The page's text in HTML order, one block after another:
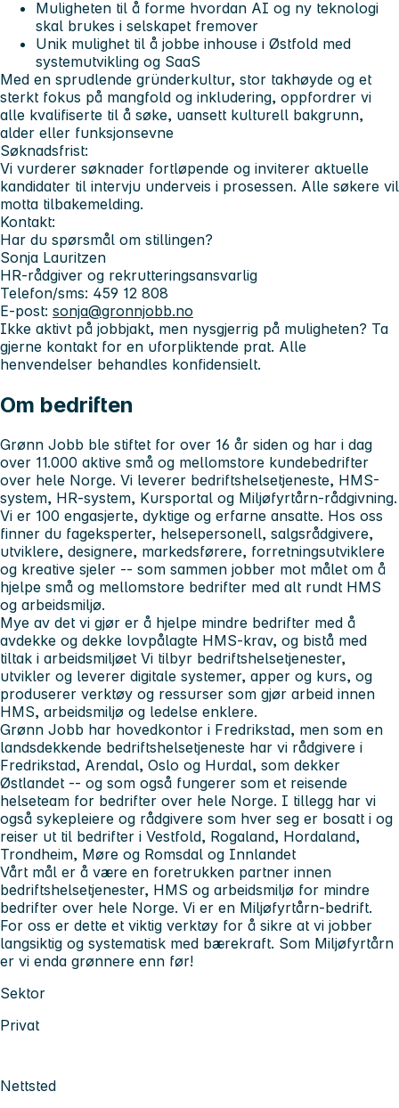
Muligheten til å forme hvordan AI og ny teknologi
skal brukes i selskapet fremover
Unik mulighet til å jobbe inhouse i Østfold med
systemutvikling og SaaS
Med en sprudlende gründerkultur, stor takhøyde og et
sterkt fokus på mangfold og inkludering, oppfordrer vi
alle kvalifiserte til å søke, uansett kulturell bakgrunn,
alder eller funksjonsevne
Søknadsfrist:
Vi vurderer søknader fortløpende og inviterer aktuelle
kandidater til intervju underveis i prosessen. Alle søkere vil
motta tilbakemelding.
Kontakt:
Har du spørsmål om stillingen?
Sonja Lauritzen
HR-rådgiver og rekrutteringsansvarlig
Telefon/sms: 459 12 808
E-post: sonja@gronnjobb.no
Ikke aktivt på jobbjakt, men nysgjerrig på muligheten? Ta
gjerne kontakt for en uforpliktende prat. Alle
henvendelser behandles konfidensielt.
Om bedriften
Grønn Jobb ble stiftet for over 16 år siden og har i dag
over 11.000 aktive små og mellomstore kundebedrifter
over hele Norge. Vi leverer bedriftshelsetjeneste, HMS-
system, HR-system, Kursportal og Miljøfyrtårn-rådgivning.
Vi er 100 engasjerte, dyktige og erfarne ansatte. Hos oss
finner du fageksperter, helsepersonell, salgsrådgivere,
utviklere, designere, markedsførere, forretningsutviklere
og kreative sjeler -- som sammen jobber mot målet om å
hjelpe små og mellomstore bedrifter med alt rundt HMS
og arbeidsmiljø.
Mye av det vi gjør er å hjelpe mindre bedrifter med å
avdekke og dekke lovpålagte HMS-krav, og bistå med
tiltak i arbeidsmiljøet Vi tilbyr bedriftshelsetjenester,
utvikler og leverer digitale systemer, apper og kurs, og
produserer verktøy og ressurser som gjør arbeid innen
HMS, arbeidsmiljø og ledelse enklere.
Grønn Jobb har hovedkontor i Fredrikstad, men som en
landsdekkende bedriftshelsetjeneste har vi rådgivere i
Fredrikstad, Arendal, Oslo og Hurdal, som dekker
Østlandet -- og som også fungerer som et reisende
helseteam for bedrifter over hele Norge. I tillegg har vi
også sykepleiere og rådgivere som hver seg er bosatt i og
reiser ut til bedrifter i Vestfold, Rogaland, Hordaland,
Trondheim, Møre og Romsdal og Innlandet
Vårt mål er å være en foretrukken partner innen
bedriftshelsetjenester, HMS og arbeidsmiljø for mindre
bedrifter over hele Norge. Vi er en Miljøfyrtårn-bedrift.
For oss er dette et viktig verktøy for å sikre at vi jobber
langsiktig og systematisk med bærekraft. Som Miljøfyrtårn
er vi enda grønnere enn før!
Sektor
Privat
Nettsted